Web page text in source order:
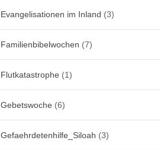
Evangelisationen im Inland (3)
Familienbibelwochen (7)
Flutkatastrophe (1)
Gebetswoche (6)
Gefaehrdetenhilfe_Siloah (3)